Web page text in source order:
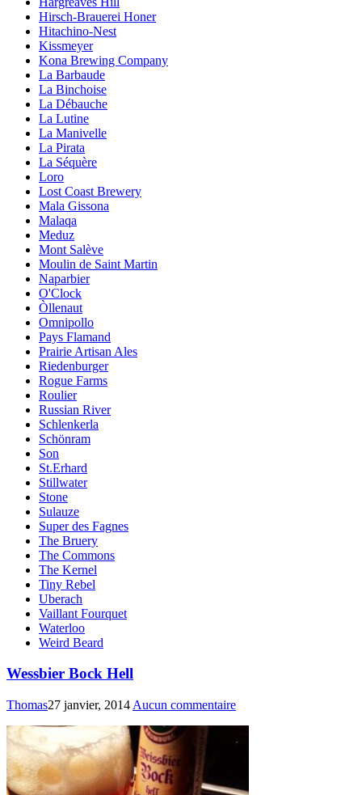
Hirsch-Brauerei Honer
Hitachino-Nest
Kissmeyer
Kona Brewing Company
La Barbaude
La Binchoise
La Débauche
La Lutine
La Manivelle
La Pirata
La Séquère
Loro
Lost Coast Brewery
Mala Gissona
Malaqa
Meduz
Mont Salève
Moulin de Saint Martin
Naparbier
O'Clock
Òllenaut
Omnipollo
Pays Flamand
Prairie Artisan Ales
Riedenburger
Rogue Farms
Roulier
Russian River
Schlenkerla
Schönram
Son
St.Erhard
Stillwater
Stone
Sulauze
Super des Fagnes
The Bruery
The Commons
The Kernel
Tiny Rebel
Uberach
Vaillant Fourquet
Waterloo
Weird Beard
Wessbier Bock Hell
Thomas27 janvier, 2014 Aucun commentaire